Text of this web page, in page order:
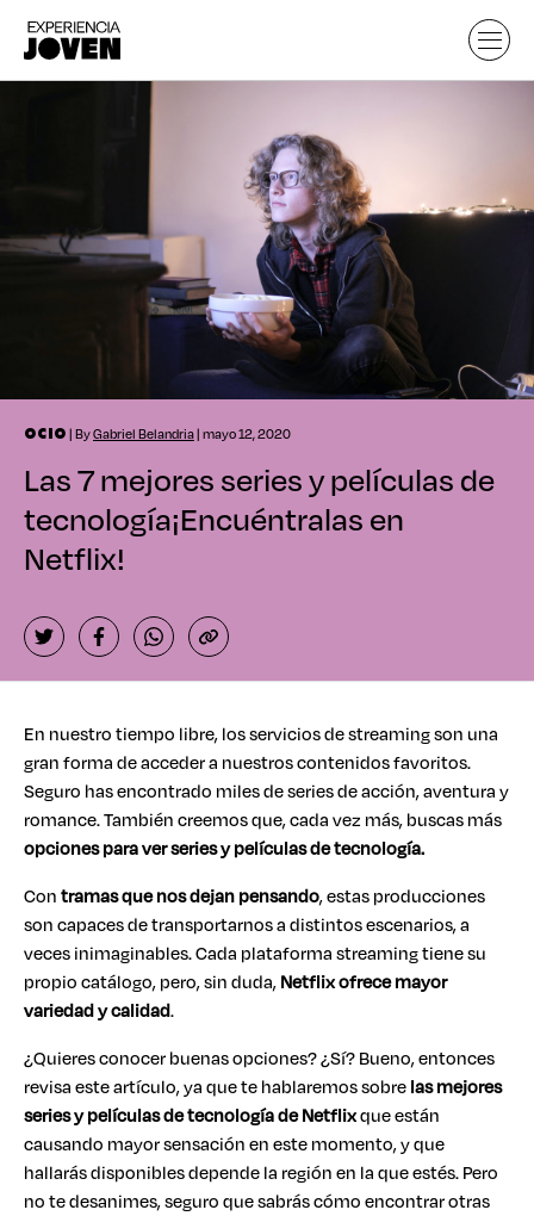
OCIO | ByGabriel Belandria| mayo 12, 2020
Las 7 mejores series y películas de
tecnología¡Encuéntralas en
Netflix!
En nuestro tiempo libre, los servicios de streaming son una
gran forma de acceder a nuestros contenidos favoritos.
Seguro has encontrado miles de series de acción, aventura y
romance. También creemos que, cada vez más, buscas más
opciones para ver series y películas de tecnología.
Contramas que nos dejan pensando, estas producciones
son capaces de transportarnos a distintos escenarios, a
veces inimaginables. Cada plataforma streaming tiene su
propio catálogo, pero, sin duda,Netflix ofrece mayor
variedad y calidad.
¿Quieres conocer buenas opciones? ¿Sí? Bueno, entonces
revisa este artículo, ya que te hablaremos sobrelas mejores
series y películas de tecnología de Netflixque están
causando mayor sensación en este momento, y que
hallarás disponibles depende la región en la que estés. Pero
no te desanimes, seguro que sabrás cómo encontrar otras